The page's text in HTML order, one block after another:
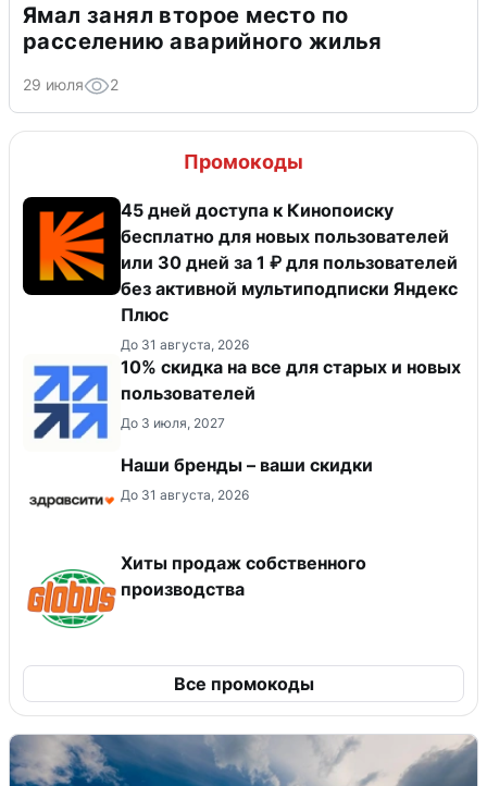
Ямал занял второе место по
расселению аварийного жилья
29 июля 2
Промокоды
45 дней доступа к Кинопоиску
бесплатно для новых пользователей
или 30 дней за 1 ₽ для пользователей
без активной мультиподписки Яндекс
Плюс
До 31 августа, 2026
10% скидка на все для старых и новых
пользователей
До 3 июля, 2027
Наши бренды – ваши скидки
До 31 августа, 2026
Хиты продаж собственного
производства
Все промокоды